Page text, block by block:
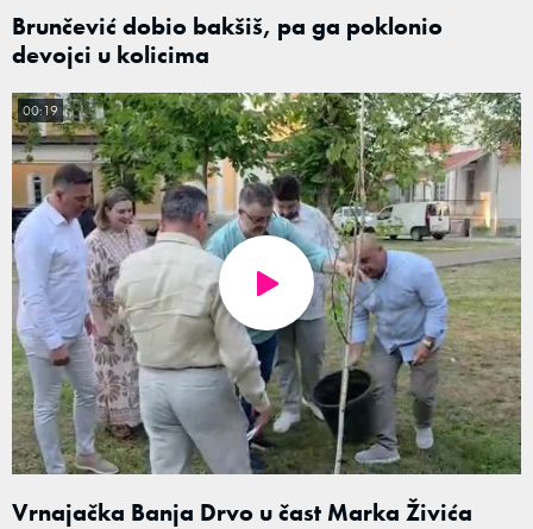
Brunčević dobio bakšiš, pa ga poklonio
devojci u kolicima
Vrnajačka Banja Drvo u čast Marka Živića
00:19